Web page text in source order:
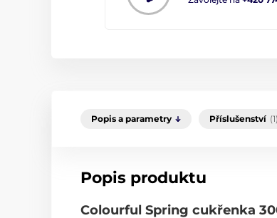
Popis a parametry Příslušenství (1)
Popis produktu
Colourful Spring cukřenka